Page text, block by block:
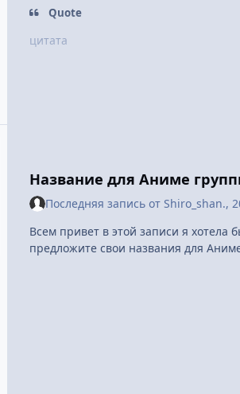
Quote
цитата
2
Название для Аниме
Последняя запись от Shiro_shan.,
Всем привет в этой записи я
предложите свои названия для